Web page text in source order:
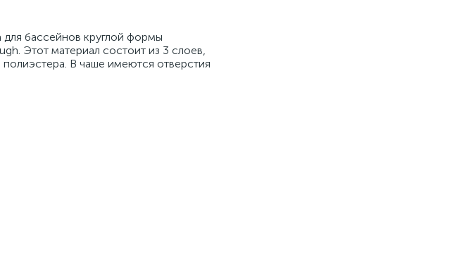
бассейнов круглой формы
Этот материал состоит из 3 слоев,
В чаше имеются отверстия